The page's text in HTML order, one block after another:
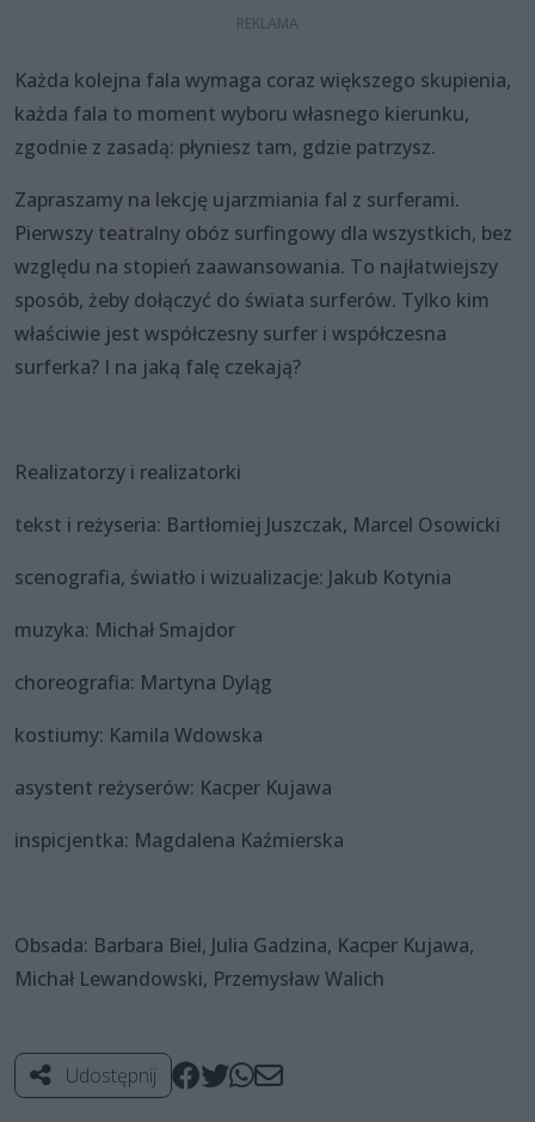
Każda kolejna fala wymaga coraz większego skupienia,
każda fala to moment wyboru własnego kierunku,
zgodnie z zasadą: płyniesz tam, gdzie patrzysz.
Zapraszamy na lekcję ujarzmiania fal z surferami.
Pierwszy teatralny obóz surfingowy dla wszystkich, bez
względu na stopień zaawansowania. To najłatwiejszy
sposób, żeby dołączyć do świata surferów. Tylko kim
właściwie jest współczesny surfer i współczesna
surferka? I na jaką falę czekają?
Realizatorzy i realizatorki
tekst i reżyseria: Bartłomiej Juszczak, Marcel Osowicki
scenografia, światło i wizualizacje: Jakub Kotynia
muzyka: Michał Smajdor
choreografia: Martyna Dyląg
kostiumy: Kamila Wdowska
asystent reżyserów: Kacper Kujawa
inspicjentka: Magdalena Kaźmierska
Obsada: Barbara Biel, Julia Gadzina, Kacper Kujawa,
Michał Lewandowski, Przemysław Walich
Udostępnij